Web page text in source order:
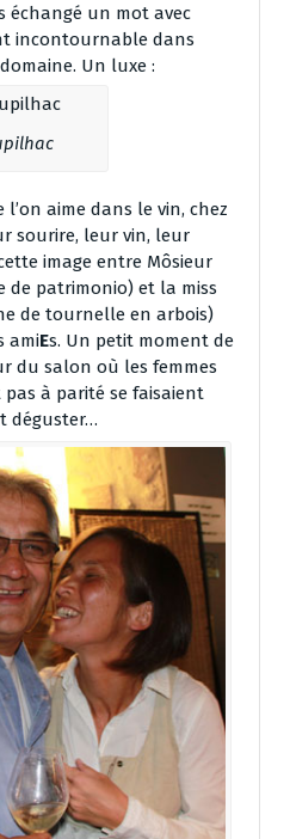
échangé un mot avec
incontournable dans
Un luxe :
aime dans le vin, chez
sourire, leur vin, leur
image entre Môsieur
de patrimonio) et la miss
de tournelle en arbois)
amiEs. Un petit moment de
du salon où les femmes
pas à parité se faisaient
déguster…